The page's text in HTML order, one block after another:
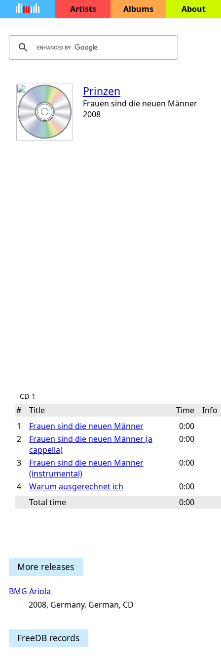
Artists Albums About
Prinzen
Frauen sind die neuen Männer
2008
CD 1
# Title Time
Info
1
Frauen sind die neuen Männer
0:00
2
Frauen sind die neuen Männer (a
cappella)
0:00
3
Frauen sind die neuen Männer
(instrumental)
0:00
4 Warum ausgerechnet ich
0:00
Total time
0:00
More releases
BMG Ariola
2008, Germany, German, CD
FreeDB records